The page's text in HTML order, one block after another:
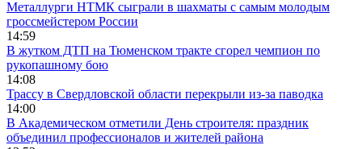
Металлурги НТМК сыграли в шахматы с самым молодым
гроссмейстером России
14:59
В жутком ДТП на Тюменском тракте сгорел чемпион по
рукопашному бою
14:08
Трассу в Свердловской области перекрыли из-за паводка
14:00
В Академическом отметили День строителя: праздник
объединил профессионалов и жителей района